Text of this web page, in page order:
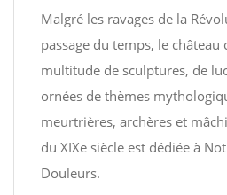
Malgré les ravages de la
passage du temps, le château
multitude de sculptures, de
ornées de thèmes
meurtrières, archères et
du XIXe siècle est dédiée à
Douleurs.